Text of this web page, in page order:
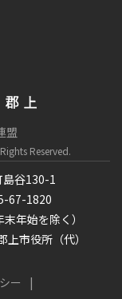
盟
Reserved.
谷130-1
67-1820
年始を除く）
市役所（代）
ー